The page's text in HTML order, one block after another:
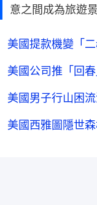
意之間成為旅遊
美國提款機變「
美國公司推「回
美國男子行山困
美國西雅圖隱世